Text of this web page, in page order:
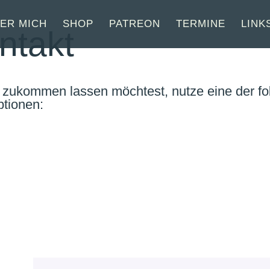
MICH SHOP PATREON TERMINE
lassen möchtest, nutze eine der
tionen: